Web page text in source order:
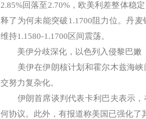
2.85%回落至2.70%，欧美利差整体稳
释了为何未能突破1.1700阻力位。丹
维持1.1580-1.1700区间震荡。
美伊分歧深化，以色列入侵黎巴嫩
美伊在伊朗核计划和霍尔木兹海峡
交努力复杂化。
伊朗首席谈判代表卡利巴夫表示，
何协议。此外，有报道称美国已强化了